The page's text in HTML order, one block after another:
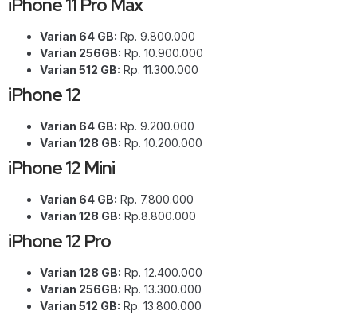
iPhone 11 Pro Max
Varian 64 GB: Rp. 9.800.000
Varian 256GB: Rp. 10.900.000
Varian 512 GB: Rp. 11.300.000
iPhone 12
Varian 64 GB: Rp. 9.200.000
Varian 128 GB: Rp. 10.200.000
iPhone 12 Mini
Varian 64 GB: Rp. 7.800.000
Varian 128 GB: Rp.8.800.000
iPhone 12 Pro
Varian 128 GB: Rp. 12.400.000
Varian 256GB: Rp. 13.300.000
Varian 512 GB: Rp. 13.800.000